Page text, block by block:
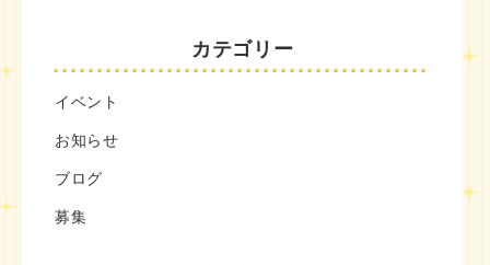
カテゴリー
イベント
お知らせ
ブログ
募集